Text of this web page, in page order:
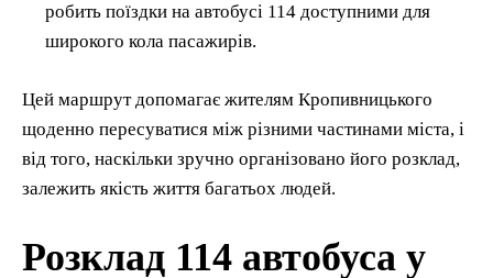
робить поїздки на автобусі 114 доступними для
широкого кола пасажирів.
Цей маршрут допомагає жителям Кропивницького
щоденно пересуватися між різними частинами міста, і
від того, наскільки зручно організовано його розклад,
залежить якість життя багатьох людей.
Розклад 114 автобуса у